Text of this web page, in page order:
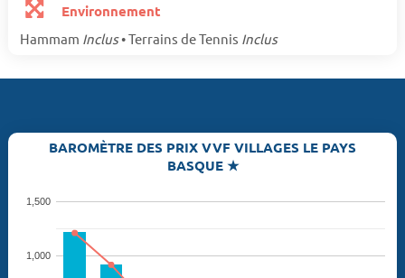
Environnement
Hammam Inclus• Terrains de Tennis Inclus
BAROMÈTRE DES PRIX VVF VILLAGES LE PAYS
BASQUE ★
1,000
1,500